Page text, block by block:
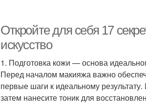
Незаметный макияж
Откройте для себя 17
искусство
1. Подготовка кожи — основа
Перед началом макияжа важно
первые шаги к идеальному
затем нанесите тоник для